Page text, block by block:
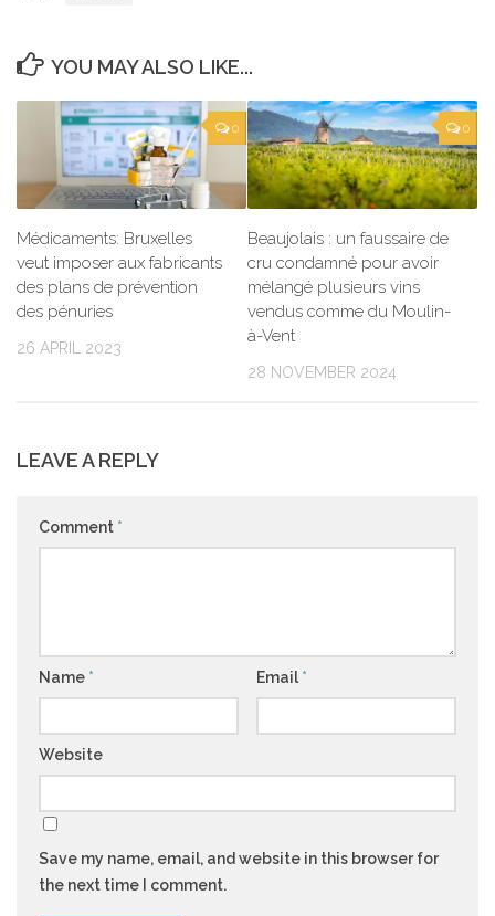
YOU MAY ALSO LIKE...
0
Médicaments: Bruxelles
veut imposer aux fabricants
des plans de prévention
des pénuries
26 APRIL 2023
0
Beaujolais : un faussaire de
cru condamné pour avoir
mélangé plusieurs vins
vendus comme du Moulin-
à-Vent
28 NOVEMBER 2024
LEAVE A REPLY
Comment *
Name * Email *
Website
Save my name, email, and website in this browser for
the next time I comment.